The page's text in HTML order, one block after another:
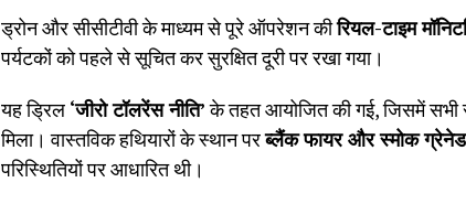
ड्रोन और सीसीटीवी के माध्यम से पूरे ऑपरेशन कीरियल-टाइम
पर्यटकों को पहले से सूचित कर सुरक्षित दूरी पर रखा गया।
यह ड्रिल ‘जीरो टॉलरेंस नीति’के तहत आयोजित की गई, जिसमें सभी
मिला। वास्तविक हथियारों के स्थान परब्लैंक फायर और स्मोक ग्रेनेड
परिस्थितियों पर आधारित थी।